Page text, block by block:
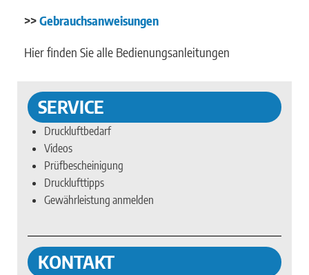
>>Gebrauchsanweisungen
Hier finden Sie alle Bedienungsanleitungen
SERVICE
Druckluftbedarf
Videos
Prüfbescheinigung
Drucklufttipps
Gewährleistung anmelden
KONTAKT